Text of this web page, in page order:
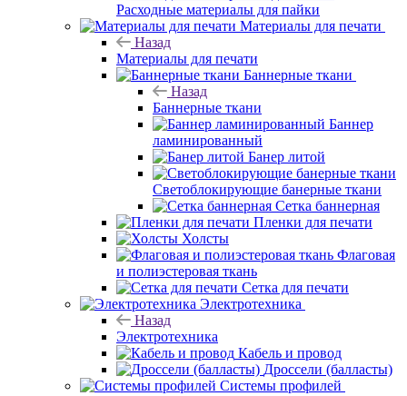
Расходные материалы для пайки
Материалы для печати
Назад
Материалы для печати
Баннерные ткани
Назад
Баннерные ткани
Баннер
ламинированный
Банер литой
Светоблокирующие банерные ткани
Сетка баннерная
Пленки для печати
Холсты
Флаговая
и полиэстеровая ткань
Сетка для печати
Электротехника
Назад
Электротехника
Кабель и провод
Дроссели (балласты)
Системы профилей